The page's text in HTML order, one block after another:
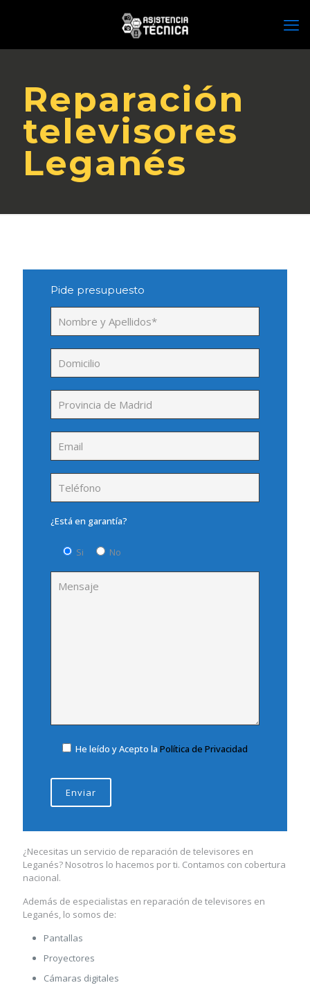
Reparación
televisores
Leganés
Pide presupuesto
¿Está en garantía?
Si No
He leído y Acepto la Política de Privacidad
¿Necesitas un servicio de reparación de televisores en
Leganés? Nosotros lo hacemos por ti. Contamos con cobertura
nacional.
Además de especialistas en reparación de televisores en
Leganés, lo somos de:
Pantallas
Proyectores
Cámaras digitales